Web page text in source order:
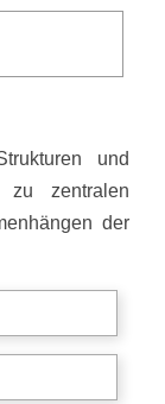
und
zu zentralen
der